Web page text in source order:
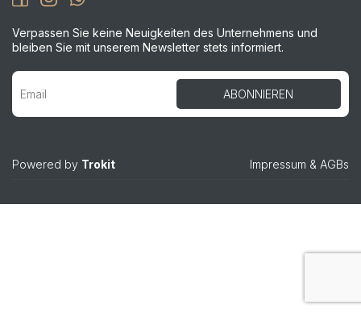
Verpassen Sie keine Neuigkeiten des Unternehmens und
bleiben Sie mit unserem Newsletter stets informiert.
Powered by Trokit Impressum & AGBs